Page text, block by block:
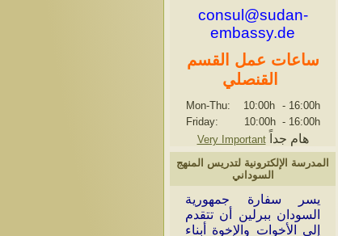
consul@sudan-
embassy.de
ساعات عمل القسم
القنصلي
Mon-Thu: 10:00h - 16:00h
Friday: 10:00h - 16:00h
Very Important
هام جداً
المدرسة الإلكترونية لتدريس المنهج
السوداني
يسر سفارة جمهورية
السودان ببرلين أن تتقدم
إلى الأخوات والإخوة أبناء